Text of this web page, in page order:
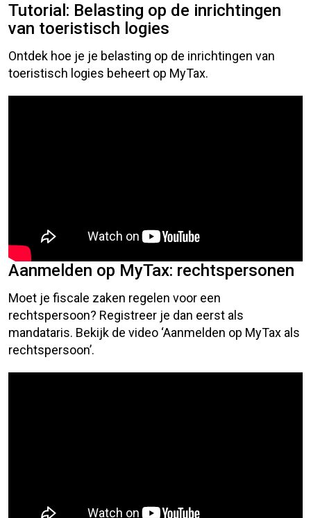
Tutorial: Belasting op de inrichtingen
van toeristisch logies
Ontdek hoe je je belasting op de inrichtingen van
toeristisch logies beheert op MyTax.
Aanmelden op MyTax: rechtspersonen
Moet je fiscale zaken regelen voor een
rechtspersoon? Registreer je dan eerst als
mandataris. Bekijk de video ‘Aanmelden op MyTax als
rechtspersoon’.